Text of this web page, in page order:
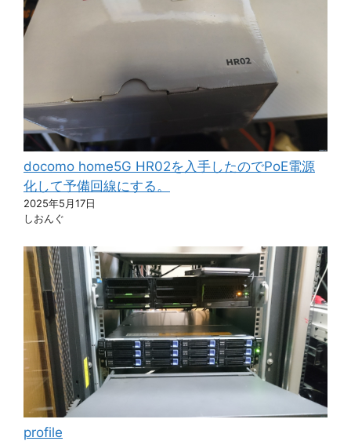
docomo home5G HR02を入手したのでPoE電源
化して予備回線にする。
2025年5月17日
しおんぐ
profile